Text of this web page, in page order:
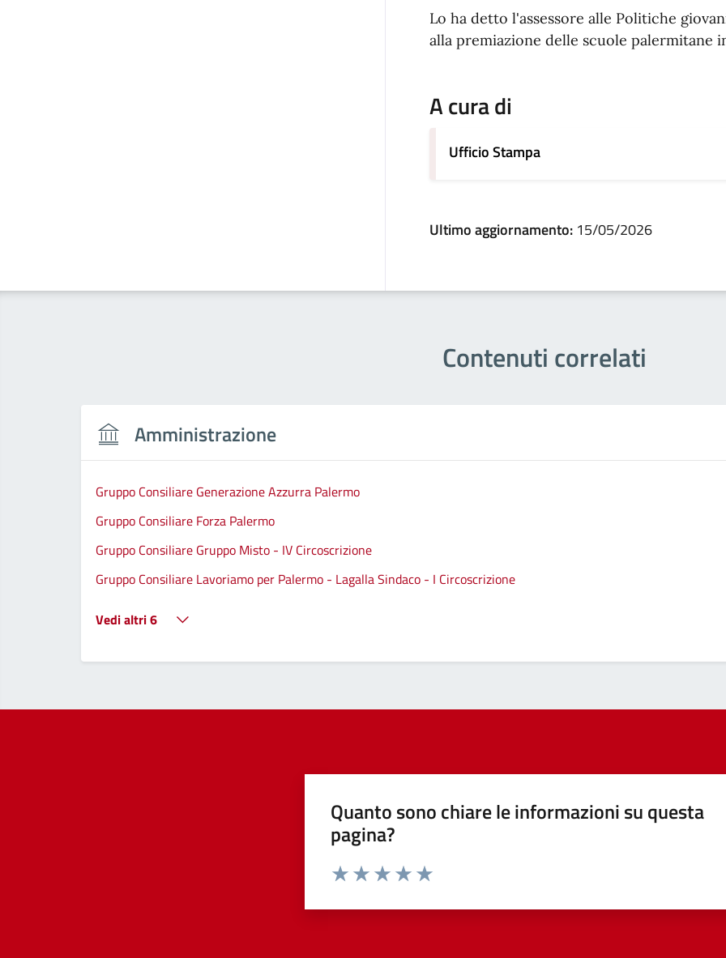
Lo ha detto l'assessore alle Politiche
alla premiazione delle scuole palermitane
A cura di
Ufficio Stampa
Ultimo aggiornamento: 15/05/2026
Contenuti correlati
Amministrazione
Gruppo Consiliare Generazione Azzurra Palermo
Gruppo Consiliare Forza Palermo
Gruppo Consiliare Gruppo Misto - IV Circoscrizione
Gruppo Consiliare Lavoriamo per Palermo - Lagalla Sindaco - I Circoscrizione
Vedi altri 6
Quanto sono chiare le informazioni su questa
pagina?